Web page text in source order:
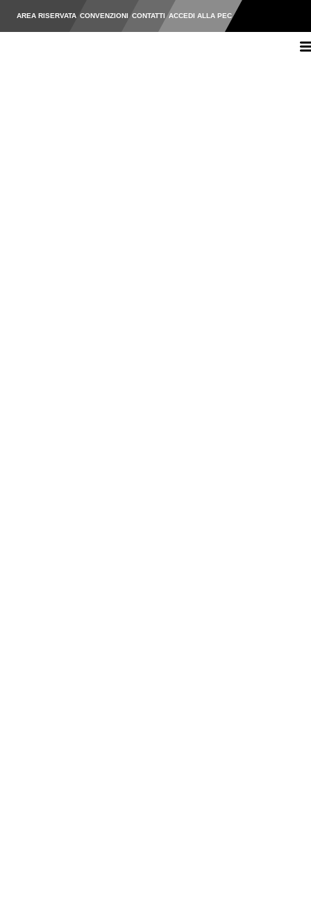
AREA RISERVATA CONVENZIONI CONTATTI ACCEDI ALLA PEC